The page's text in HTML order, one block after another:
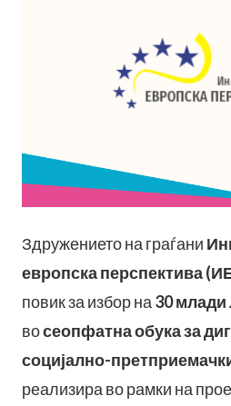
Здружението на граѓани
европска перспектива
повик за избор на30 млади
восеопфатна обука за
социјално-
реализира во рамки на